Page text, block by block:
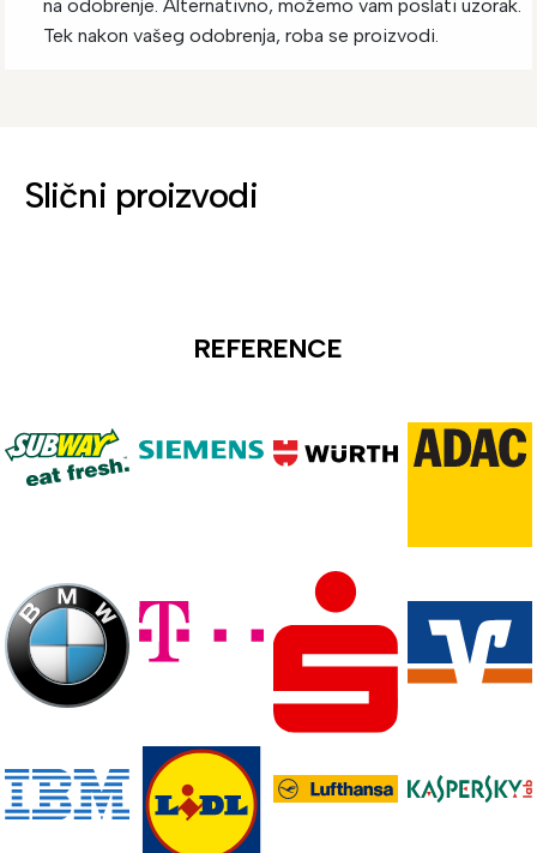
na odobrenje. Alternativno, možemo vam poslati uzorak.
Tek nakon vašeg odobrenja, roba se proizvodi.
Slični proizvodi
REFERENCE